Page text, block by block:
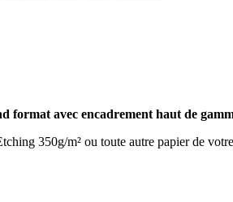
format avec encadrement haut de
350g/m² ou toute autre papier de